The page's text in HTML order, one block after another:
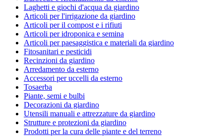
Laghetti e giochi d'acqua da giardino
Articoli per l'irrigazione da giardino
Articoli per il compost e i rifiuti
Articoli per idroponica e semina
Articoli per paesaggistica e materiali da giardino
Fitosanitari e pesticidi
Recinzioni da giardino
Arredamento da esterno
Accessori per uccelli da esterno
Tosaerba
Piante, semi e bulbi
Decorazioni da giardino
Utensili manuali e attrezzature da giardino
Strutture e protezioni da giardino
Prodotti per la cura delle piante e del terreno